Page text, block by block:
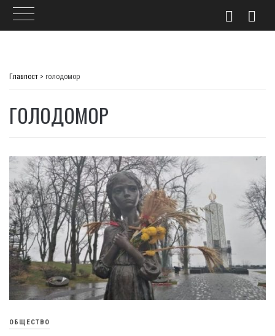
Главпост > голодомор
ГОЛОДОМОР
ОБЩЕСТВО